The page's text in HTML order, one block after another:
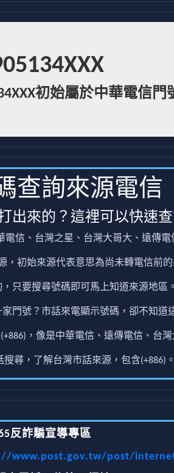
初始屬於中華電信門
查詢來源電信
出來的？這裡可以快速查
電信、台灣之星、台灣大哥大、遠傳電
，初始來源代表意思為尚未轉電信前的
只要搜尋號碼即可馬上知道來源地區。
門號？市話來電顯示號碼，卻不知道
，像是中華電信、遠傳電信、台
尋，了解台灣市話來源，包含(+886)。
反詐騙宣導專區
www.post.gov.tw/post/